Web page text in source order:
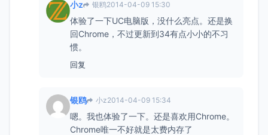
小z 银鸥2014-04-09 15:30
体验了一下UC电脑版，没什么亮点。还是换
回Chrome，不过更新到34有点小小的不习
惯。
回复
银鸥 小z2014-04-09 15:34
嗯。我也体验了一下。还是喜欢用Chrome。
Chrome唯一不好就是太费内存了